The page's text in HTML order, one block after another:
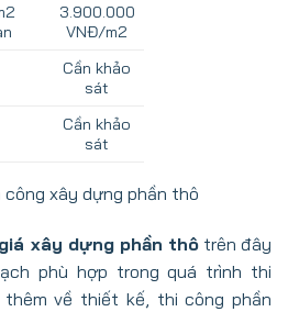
3.900.000
VNĐ/m2
Cần khảo
sát
Cần khảo
sát
công xây dựng phần thô
xây dựng phần thôtrên đây
phù hợp trong quá trình thi
về thiết kế, thi công phần